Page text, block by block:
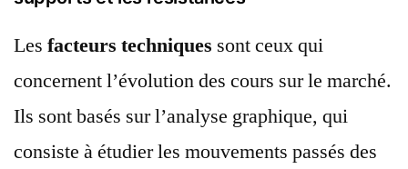
Les facteurs techniques sont ceux qui
concernent l’évolution des cours sur le marché.
Ils sont basés sur l’analyse graphique, qui
consiste à étudier les mouvements passés des